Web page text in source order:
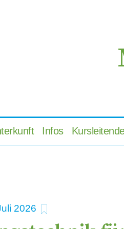
Infos
2026